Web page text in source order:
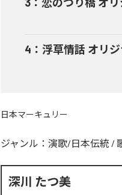
4 ： 浮草情話 オリ
日本マーキュリー
ジャンル： 演歌/日本伝統 /
深川 たつ美